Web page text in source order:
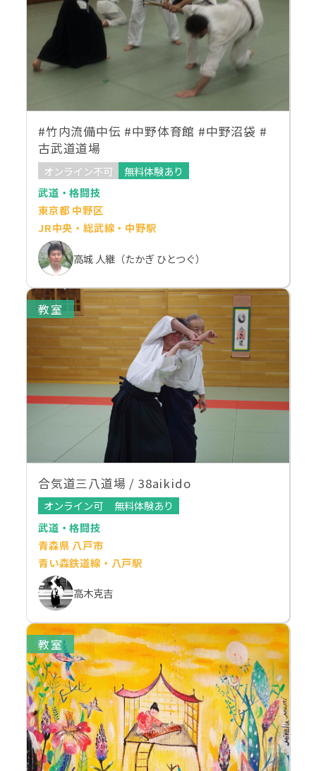
#竹内流備中伝 #中野体育館 #中野沼袋 #
古武道道場
オンライン不可
無料体験あり
武道・格闘技
東京都 中野区
JR中央・総武線・中野駅
高城 人継（たかぎ ひとつぐ）
教室
合気道三八道場 / 38aikido
オンライン可
無料体験あり
武道・格闘技
青森県 八戸市
青い森鉄道線・八戸駅
高木克吉
教室